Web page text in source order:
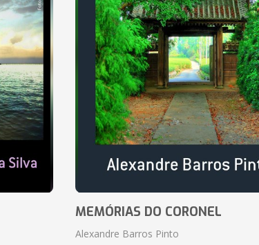
MEMÓRIAS DO CORONEL
Alexandre Barros Pinto